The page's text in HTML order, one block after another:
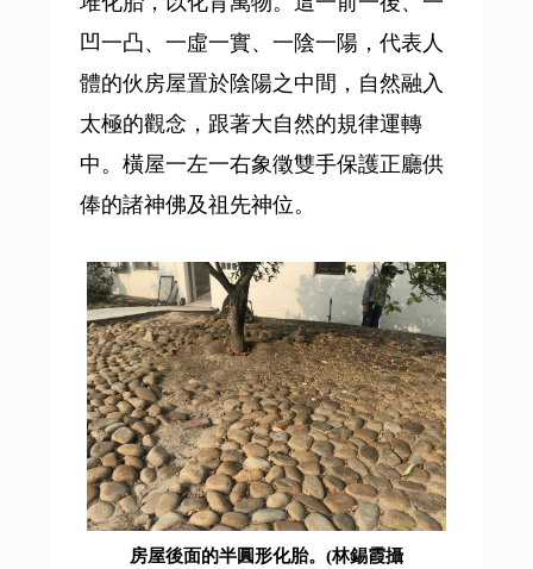
凹一凸、一虛一實、一陰一陽，代表人
體的伙房屋置於陰陽之中間，自然融入
太極的觀念，跟著大自然的規律運轉
中。橫屋一左一右象徵雙手保護正廳供
俸的諸神佛及祖先神位。
房屋後面的半圓形化胎。(林錫霞攝